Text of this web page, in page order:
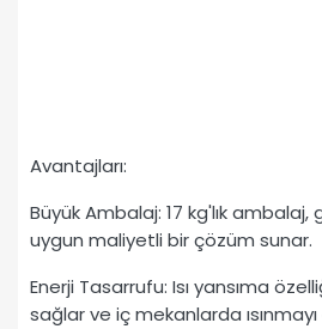
Avantajları:
Büyük Ambalaj: 17 kg'lık ambalaj,
uygun maliyetli bir çözüm sunar.
Enerji Tasarrufu: Isı yansıma
sağlar ve iç mekanlarda